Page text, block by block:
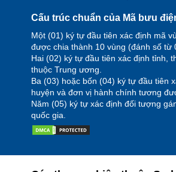
Cấu trúc chuẩn của Mã bưu
Một (01) ký tự đầu tiên xác định mã
được chia thành 10 vùng (đánh số từ
Hai (02) ký tự đầu tiên xác định tỉnh,
thuộc Trung ương.
Ba (03) hoặc bốn (04) ký tự đầu tiên
huyện và đơn vị hành chính tương
Năm (05) ký tự xác định đối tượng
quốc gia.